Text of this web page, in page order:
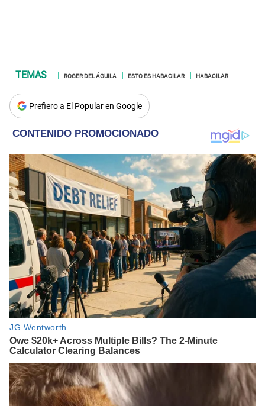
ROGER DEL ÁGUILA ESTO ES HABACILAR HABACILAR
Prefiero a El Popular en Google